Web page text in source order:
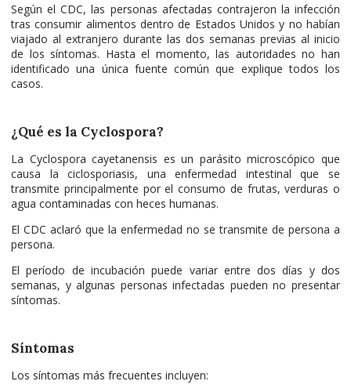
Según el CDC, las personas afectadas contrajeron la infección
tras consumir alimentos dentro de Estados Unidos y no habían
viajado al extranjero durante las dos semanas previas al inicio
de los síntomas. Hasta el momento, las autoridades no han
identificado una única fuente común que explique todos los
casos.
¿Qué es la Cyclospora?
La Cyclospora cayetanensis es un parásito microscópico que
causa la ciclosporiasis, una enfermedad intestinal que se
transmite principalmente por el consumo de frutas, verduras o
agua contaminadas con heces humanas.
El CDC aclaró que la enfermedad no se transmite de persona a
persona.
El período de incubación puede variar entre dos días y dos
semanas, y algunas personas infectadas pueden no presentar
síntomas.
Síntomas
Los síntomas más frecuentes incluyen: